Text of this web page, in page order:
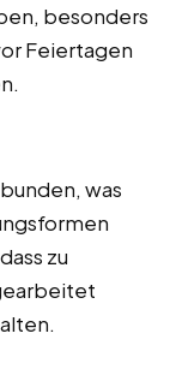
besonders
Feiertagen
was
zu